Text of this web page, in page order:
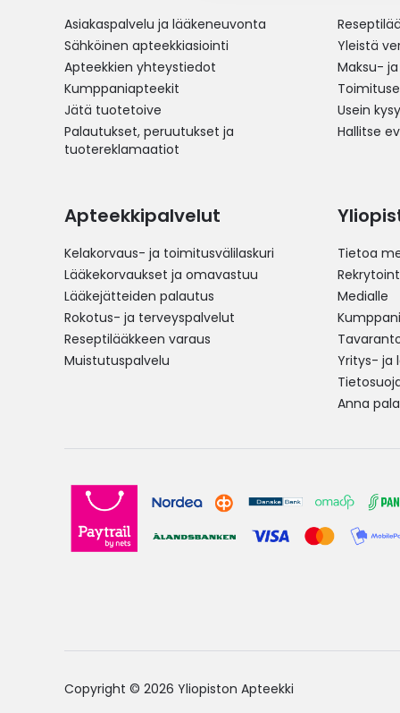
Asiakaspalvelu ja lääkeneuvonta
Sähköinen apteekkiasiointi
Apteekkien yhteystiedot
Kumppaniapteekit
Jätä tuotetoive
Palautukset, peruutukset ja
tuotereklamaatiot
Yleistä
Maksu-
Usein
Hallitse
Apteekkipalvelut
Kelakorvaus- ja toimitusvälilaskuri
Lääkekorvaukset ja omavastuu
Lääkejätteiden palautus
Rokotus- ja terveyspalvelut
Reseptilääkkeen varaus
Muistutuspalvelu
Tietoa
Medialle
Yritys- ja
Anna
Copyright © 2026 Yliopiston Apteekki